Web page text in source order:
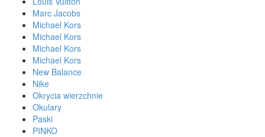
Marc Jacobs
Michael Kors
Michael Kors
Michael Kors
Michael Kors
New Balance
Nike
Okrycia wierzchnie
Okulary
Paski
PINKO